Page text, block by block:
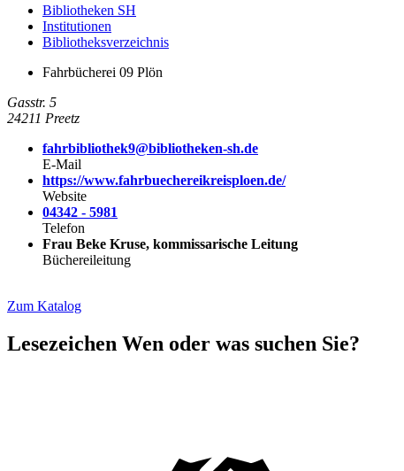
Bibliotheken SH
Institutionen
Bibliotheksverzeichnis
Fahrbücherei 09 Plön
Gasstr. 5
24211 Preetz
fahrbibliothek9@bibliotheken-sh.de
E-Mail
https://www.fahrbuechereikreisploen.de/
Website
04342 - 5981
Telefon
Frau Beke Kruse, kommissarische Leitung
Büchereileitung
Zum Katalog
Lesezeichen Wen oder was suchen Sie?